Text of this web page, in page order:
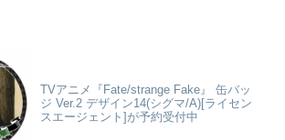
TVアニメ『Fate/strange Fake』 缶バッ
ジ Ver.2 デザイン14(シグマ/A)[ライセン
スエージェント]が予約受付中